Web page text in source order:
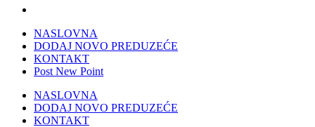
NASLOVNA
DODAJ NOVO PREDUZEĆE
KONTAKT
Post New Point
NASLOVNA
DODAJ NOVO PREDUZEĆE
KONTAKT